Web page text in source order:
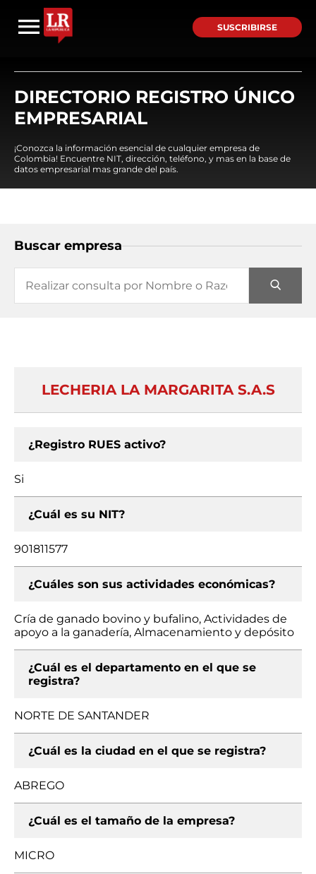
SUSCRIBIRSE
DIRECTORIO REGISTRO ÚNICO
EMPRESARIAL
¡Conozca la información esencial de cualquier empresa de
Colombia! Encuentre NIT, dirección, teléfono, y mas en la base de
datos empresarial mas grande del país.
Buscar empresa
LECHERIA LA MARGARITA S.A.S
¿Registro RUES activo?
Si
¿Cuál es su NIT?
901811577
¿Cuáles son sus actividades económicas?
Cría de ganado bovino y bufalino, Actividades de
apoyo a la ganadería, Almacenamiento y depósito
¿Cuál es el departamento en el que se
registra?
NORTE DE SANTANDER
¿Cuál es la ciudad en el que se registra?
ABREGO
¿Cuál es el tamaño de la empresa?
MICRO